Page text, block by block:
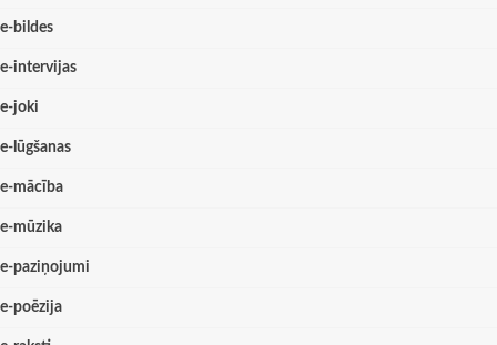
e-bildes
e-intervijas
e-joki
e-lūgšanas
e-mācība
e-mūzika
e-paziņojumi
e-poēzija